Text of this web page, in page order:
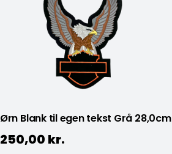
Ørn Blank til egen tekst Grå 28,0cm
250,00 kr.